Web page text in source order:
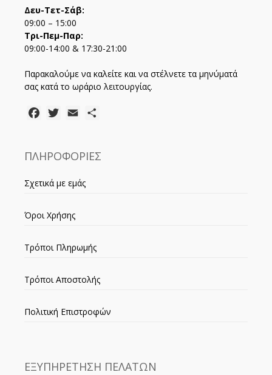
Δευ-Τετ-Σάβ:
09:00 – 15:00
Τρι-Πεμ-Παρ:
09:00-14:00 & 17:30-21:00
Παρακαλούμε να καλείτε και να στέλνετε τα μηνύματά
σας κατά το ωράριο λειτουργίας.
FacebookTwitter
Email
ΠΛΗΡΟΦΟΡΙΕΣ
Σχετικά με εμάς
Όροι Χρήσης
Τρόποι Πληρωμής
Τρόποι Αποστολής
Πολιτική Επιστροφών
ΕΞΥΠΗΡΕΤΗΣΗ ΠΕΛΑΤΩΝ